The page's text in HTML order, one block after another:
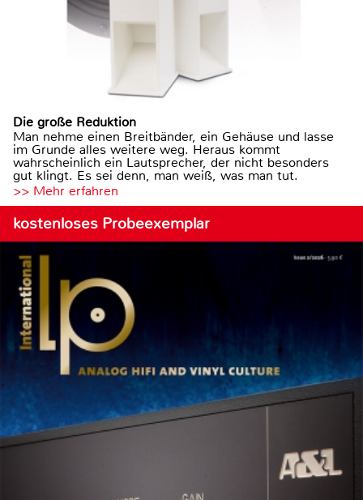
Die große Reduktion
Man nehme einen Breitbänder, ein Gehäuse und lasse
im Grunde alles weitere weg. Heraus kommt
wahrscheinlich ein Lautsprecher, der nicht besonders
gut klingt. Es sei denn, man weiß, was man tut.
>> Mehr erfahren
kostenloses Probeexemplar